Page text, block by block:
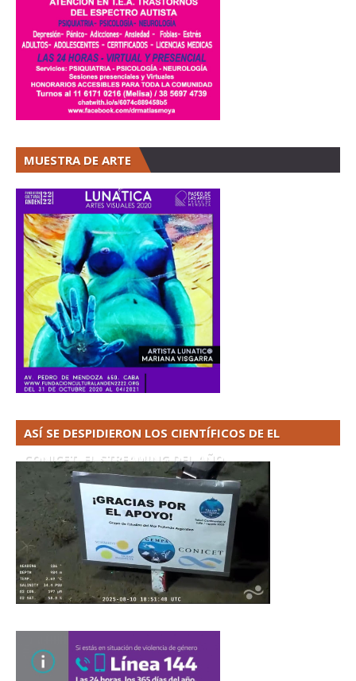
MUESTRA DE ARTE
ASÍ SE DESPIDIERON LOS CIENTÍFICOS DE EL
CONICET. EL STREAMING DEL AÑO